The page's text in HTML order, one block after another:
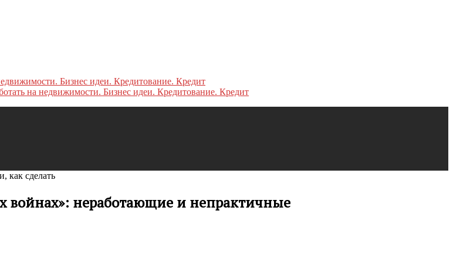
на недвижимости. Бизнес идеи. Кредитование. Кредит
как сделать
войнах»: неработающие и непрактичные